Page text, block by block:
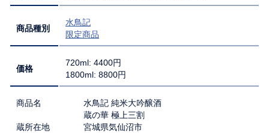
商品種別
水鳥記
限定商品
価格
720ml: 4400円
1800ml: 8800円
商品名 水鳥記 純米大吟醸酒
蔵の華 極上三割
蔵所在地 宮城県気仙沼市